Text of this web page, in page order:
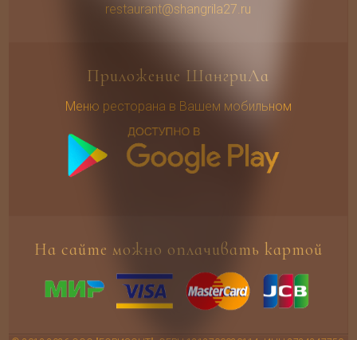
restaurant@shangrila27.ru
Приложение ШангриЛа
Меню ресторана в Вашем мобильном
На сайте можно оплачивать картой